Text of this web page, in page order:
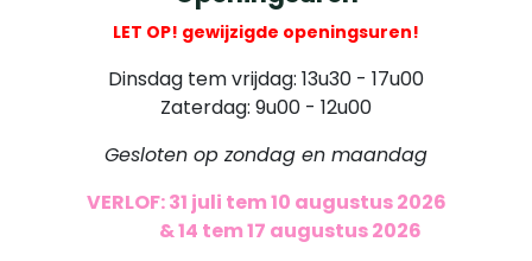
LET OP! gewijzigde openingsuren!
Dinsdag tem vrijdag: 13u30 - 17u00
Zaterdag: 9u00 - 12u00
Gesloten op zondag en maandag
VERLOF: 31 juli tem 10 augustus 2026
& 14 tem 17 augustus 2026